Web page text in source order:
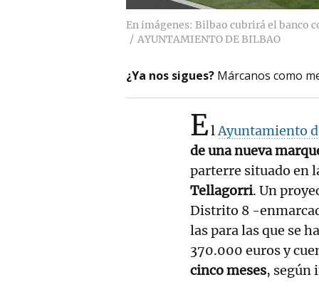
En imágenes: Bilbao cubrirá el banco
AYUNTAMIENTO DE BILBAO
¿Ya nos sigues? Márcanos como
ElAyuntamiento
de una nueva
parterre situado en
Tellagorri. Un
Distrito 8 -
las para las que se
370.000 euros y
cinco meses, según